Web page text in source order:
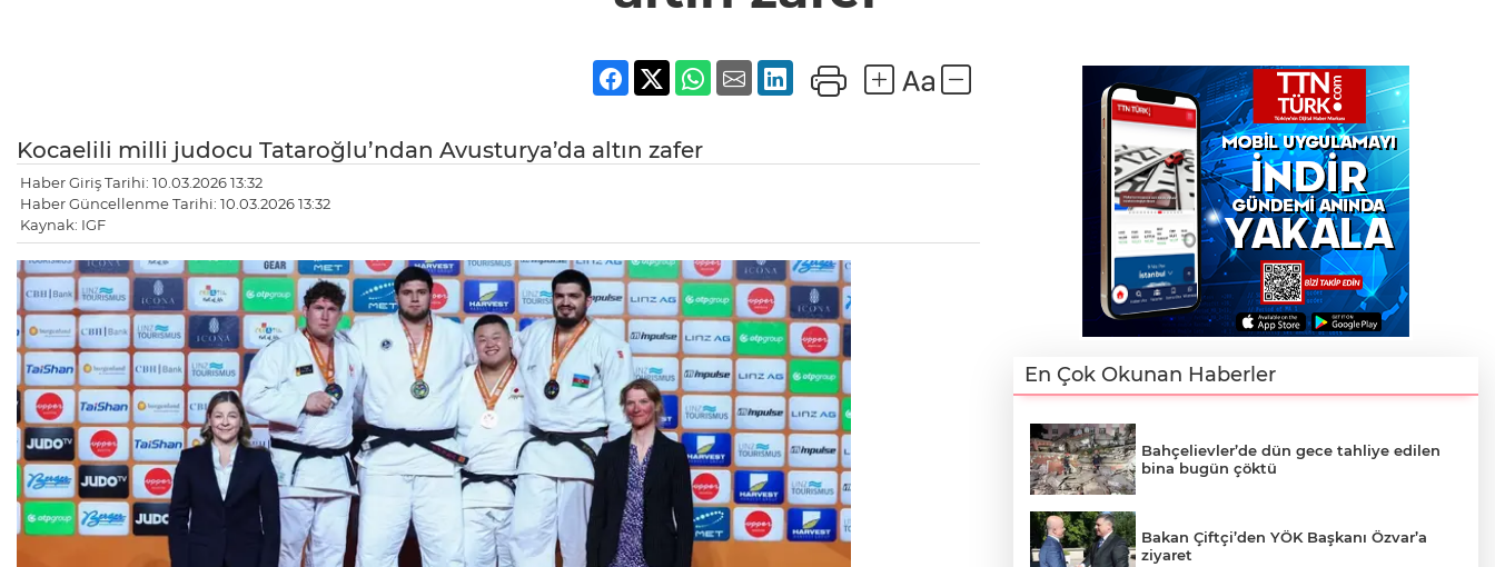
Kocaelili milli judocu Tataroğlu’ndan Avusturya’da altın zafer
Haber Giriş Tarihi: 10.03.2026 13:32
Haber Güncellenme Tarihi: 10.03.2026 13:32
Kaynak: IGF
En Çok Okunan Haberler
Bahçelievler’de dün gece tahliye edilen
bina bugün çöktü
Bakan Çiftçi’den YÖK Başkanı Özvar’a
ziyaret